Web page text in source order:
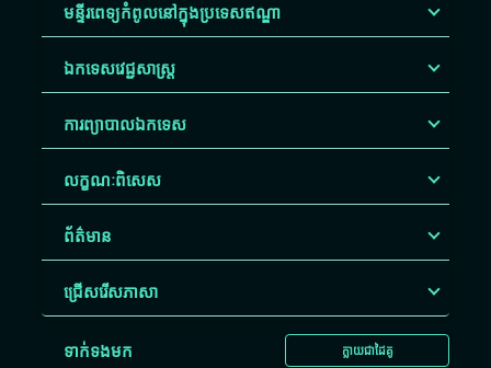
មន្ទីរពេទ្យកំពូលនៅក្នុងប្រទេសឥណ្ឌា
ឯកទេសវេជ្ជសាស្ត្រ
ការព្យាបាលឯកទេស
លក្ខណៈពិសេស
ព័ត៌មាន
ជ្រើសរើស​ភាសា
ក្លាយជាដៃគូ
ទាក់ទងមក